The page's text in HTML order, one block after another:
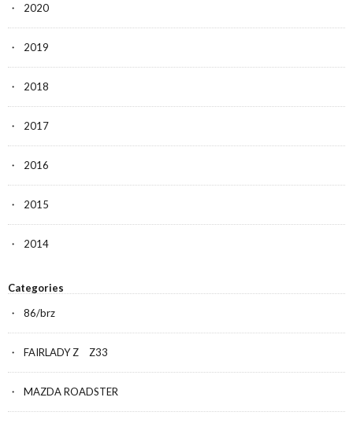
2020
2019
2018
2017
2016
2015
2014
Categories
86/brz
FAIRLADY Z Z33
MAZDA ROADSTER